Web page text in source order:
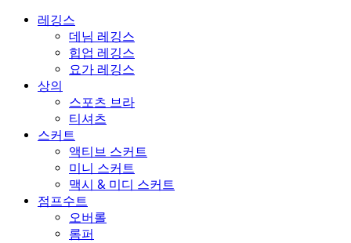
레깅스
데님 레깅스
힙업 레깅스
요가 레깅스
상의
스포츠 브라
티셔츠
스커트
액티브 스커트
미니 스커트
맥시 & 미디 스커트
점프수트
오버롤
롬퍼